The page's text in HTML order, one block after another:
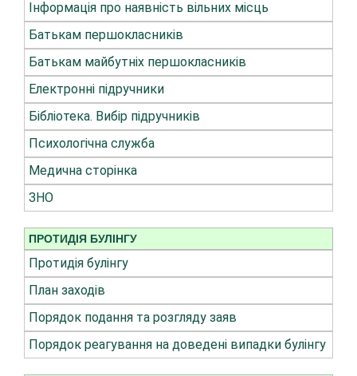
Інформація про наявність вільних місць
Батькам першокласників
Батькам майбутніх першокласників
Електронні підручники
Бібліотека. Вибір підручників
Психологічна служба
Медична сторінка
ЗНО
ПРОТИДІЯ БУЛІНГУ
Протидія булінгу
План заходів
Порядок подання та розгляду заяв
Порядок реагування на доведені випадки булінгу